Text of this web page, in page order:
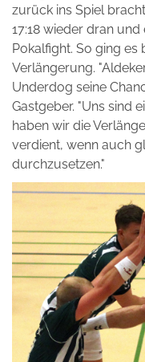
zurück ins Spiel
17:18 wieder dran
Pokalfight. So ging es
Verlängerung.
Underdog seine
Gastgeber. "Uns sind
haben wir die
verdient, wenn auch
durchzusetzen."